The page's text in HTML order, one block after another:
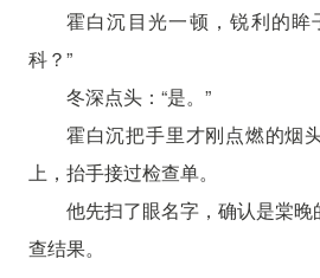
霍白沉目光一顿，锐利的眸
科？”
冬深点头：“是。”
霍白沉把手里才刚点燃的烟
上，抬手接过检查单。
他先扫了眼名字，确认是棠
查结果。